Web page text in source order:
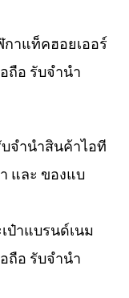
าแท็คฮอยเออร์
ถือ รับจำนำ
จำนำสินค้าไอที
และ ของแบ
ป๋าแบรนด์เนม
ถือ รับจำนำ